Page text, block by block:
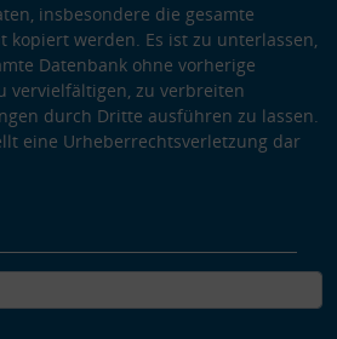
insbesondere die gesamte
kopiert werden. Es ist zu unterlassen,
Datenbank ohne vorherige
vervielfältigen, zu verbreiten
durch Dritte ausführen zu lassen.
eine Urheberrechtsverletzung dar